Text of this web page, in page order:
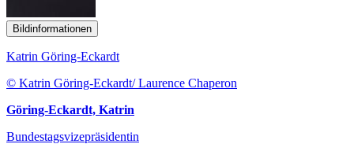
Bildinformationen
Katrin Göring-Eckardt
© Katrin Göring-Eckardt/ Laurence Chaperon
Göring-Eckardt, Katrin
Bundestagsvizepräsidentin